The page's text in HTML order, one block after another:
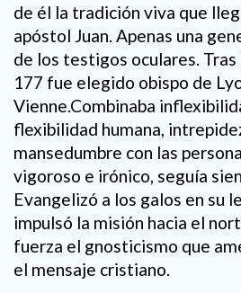
de él la tradición viva que
apóstol Juan. Apenas una
de los testigos oculares.
177 fue elegido obispo de
Vienne.Combinaba
flexibilidad humana,
mansedumbre con las
vigoroso e irónico, seguía
Evangelizó a los galos en su
impulsó la misión hacia el
fuerza el gnosticismo que
el mensaje cristiano.